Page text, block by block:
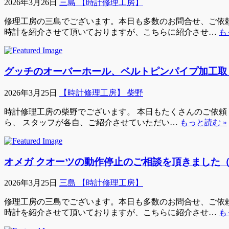
2026年3月26日 三島 【時計修理工房】
修理工房の三島でございます。本日も多数のお問合せ、ご
時計を紹介させて頂いておりますが、こちらに紹介させ…
グッチのオーバーホール、ベルトピンパイプ加工
2026年3月25日 【時計修理工房】 柴野
時計修理工房の柴野でございます。 本日もたくさんのご依
ら、 スタッフが各自、ご紹介させていただい… もっと読む »
オメガ クオーツの動作停止のご相談を頂きました
2026年3月25日 三島 【時計修理工房】
修理工房の三島でございます。本日も多数のお問合せ、ご
時計を紹介させて頂いておりますが、こちらに紹介させ…